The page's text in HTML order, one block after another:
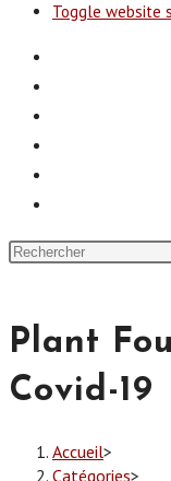
Toggle website
Plant
Covid-19
Accueil>
Catégories>